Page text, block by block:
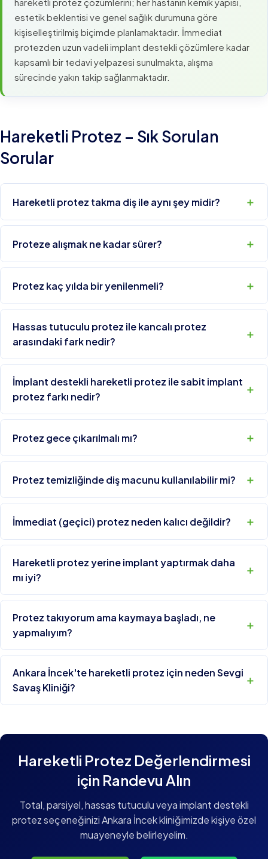
estetik beklentisi ve genel sağlık durumuna göre
kişiselleştirilmiş biçimde planlamaktadır. İmmediat
protezden uzun vadeli implant destekli çözümlere kadar
kapsamlı bir tedavi yelpazesi sunulmakta, alışma
sürecinde yakın takip sağlanmaktadır.
Hareketli Protez – Sık Sorulan
Sorular
Hareketli protez takma diş ile aynı şey midir?
Proteze alışmak ne kadar sürer?
Protez kaç yılda bir yenilenmeli?
Hassas tutuculu protez ile kancalı protez
arasındaki fark nedir?
İmplant destekli hareketli protez ile sabit implant
protez farkı nedir?
Protez gece çıkarılmalı mı?
Protez temizliğinde diş macunu kullanılabilir mi?
İmmediat (geçici) protez neden kalıcı değildir?
Hareketli protez yerine implant yaptırmak daha
mı iyi?
Protez takıyorum ama kaymaya başladı, ne
yapmalıyım?
Ankara İncek'te hareketli protez için neden Sevgi
Savaş Kliniği?
Hareketli Protez Değerlendirmesi
için Randevu Alın
Total, parsiyel, hassas tutuculu veya implant destekli
protez seçeneğinizi Ankara İncek kliniğimizde kişiye özel
muayeneyle belirleyelim.